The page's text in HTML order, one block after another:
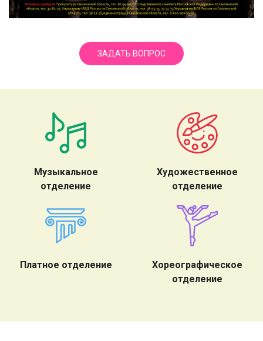
ЗАДАТЬ ВОПРОС
Музыкальное
отделение
Художественное
отделение
Платное отделение
Хореографическое
отделение